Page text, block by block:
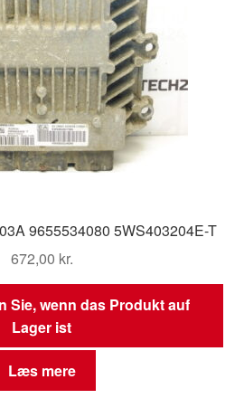
9655534080 5WS403204E-T
672,00 kr.
Sie, wenn das Produkt auf
Lager ist
Læs mere